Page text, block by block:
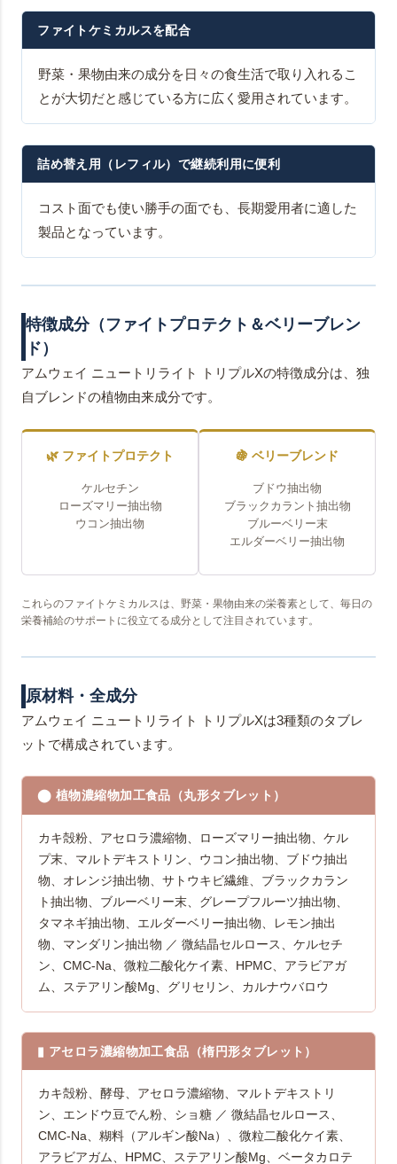
ファイトケミカルスを配合
野菜・果物由来の成分を日々の食生活で取り入れるこ
とが大切だと感じている方に広く愛用されています。
詰め替え用（レフィル）で継続利用に便利
コスト面でも使い勝手の面でも、長期愛用者に適した
製品となっています。
特徴成分（ファイトプロテクト＆ベリーブレン
ド）
アムウェイ ニュートリライト トリプルXの特徴成分は、独
自ブレンドの植物由来成分です。
🌿 ファイトプロテクト
ケルセチン
ローズマリー抽出物
ウコン抽出物
🍇 ベリーブレンド
ブドウ抽出物
ブラックカラント抽出物
ブルーベリー末
エルダーベリー抽出物
これらのファイトケミカルスは、野菜・果物由来の栄養素として、毎日の
栄養補給のサポートに役立てる成分として注目されています。
原材料・全成分
アムウェイ ニュートリライト トリプルXは3種類のタブレ
ットで構成されています。
⬤ 植物濃縮物加工食品（丸形タブレット）
カキ殻粉、アセロラ濃縮物、ローズマリー抽出物、ケル
プ末、マルトデキストリン、ウコン抽出物、ブドウ抽出
物、オレンジ抽出物、サトウキビ繊維、ブラックカラン
ト抽出物、ブルーベリー末、グレープフルーツ抽出物、
タマネギ抽出物、エルダーベリー抽出物、レモン抽出
物、マンダリン抽出物 ／ 微結晶セルロース、ケルセチ
ン、CMC-Na、微粒二酸化ケイ素、HPMC、アラビアガ
ム、ステアリン酸Mg、グリセリン、カルナウバロウ
▮ アセロラ濃縮物加工食品（楕円形タブレット）
カキ殻粉、酵母、アセロラ濃縮物、マルトデキストリ
ン、エンドウ豆でん粉、ショ糖 ／ 微結晶セルロース、
CMC-Na、糊料（アルギン酸Na）、微粒二酸化ケイ素、
アラビアガム、HPMC、ステアリン酸Mg、ベータカロテ